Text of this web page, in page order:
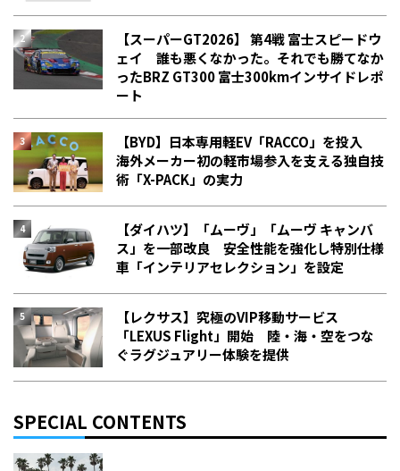
【スーパーGT2026】 第4戦 富士スピードウ
ェイ 誰も悪くなかった。それでも勝てなか
った――BRZ GT300 富士300kmインサイドレポ
ート
【BYD】日本専用軽EV「RACCO」を投入
海外メーカー初の軽市場参入を支える独自技
術「X-PACK」の実力
【ダイハツ】「ムーヴ」「ムーヴ キャンバ
ス」を一部改良 安全性能を強化し特別仕様
車「インテリアセレクション」を設定
【レクサス】究極のVIP移動サービス
「LEXUS Flight」開始 陸・海・空をつな
ぐラグジュアリー体験を提供
SPECIAL CONTENTS